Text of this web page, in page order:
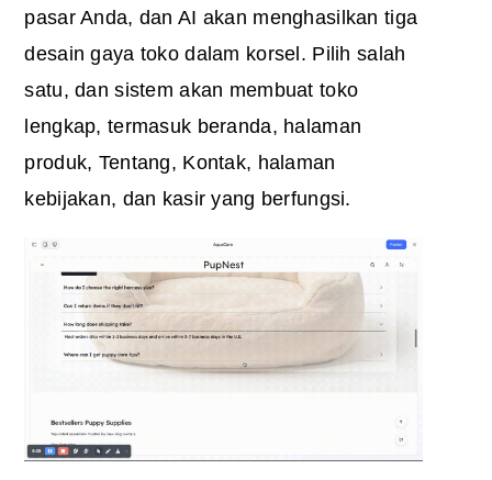
pasar Anda, dan AI akan menghasilkan tiga
desain gaya toko dalam korsel. Pilih salah
satu, dan sistem akan membuat toko
lengkap, termasuk beranda, halaman
produk, Tentang, Kontak, halaman
kebijakan, dan kasir yang berfungsi.